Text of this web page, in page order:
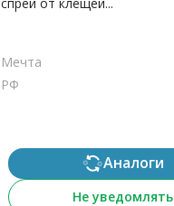
Мечта
РФ
Аналоги
Не уведомлять